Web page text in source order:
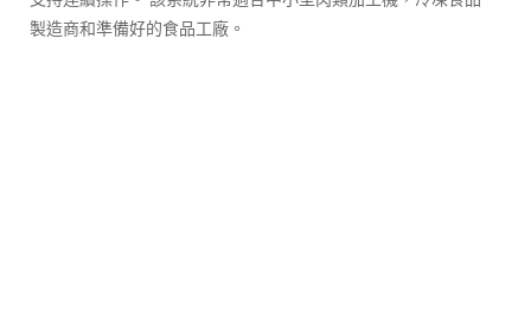
製造商和準備好的食品工廠。